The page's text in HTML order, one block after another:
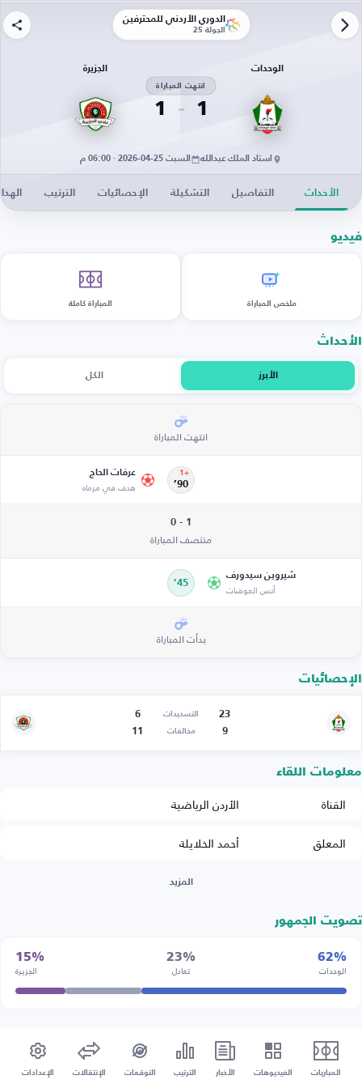
الدوري الأردني للمحترفين
الجولة 25
الوحدات
1
انتهت المباراة
1
الجزيرة
استاد الملك عبدالله السبت 25-04-2026 · 06:00 م
الأحداث التفاصيل التشكيلة الإحصائيات الترتيب
فيديو
ملخص المباراة المباراة كاملة
الأحداث
الأبرز الكل
انتهت المباراة
90’
+1 عرفات الحاج
هدف في مرماه
1 - 0
منتصف المباراة
شيروين سيدورف
أنس العوضات 45’
بدأت المباراة
الإحصائيات
23 التسديدات
6
9
مخالفات 11
معلومات اللقاء
القناة
الأردن الرياضية
المعلق
أحمد الخلايلة
المزيد
تصويت الجمهور
62%
الوحدات
23%
تعادل
15%
الجزيرة
المباريات الفيديوهات الأخبار الترتيب التوقعات الإنتقالات الإعدادات